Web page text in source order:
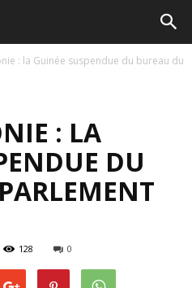
: la Guinée suspendue du bureau du
: LA
DU
128 0